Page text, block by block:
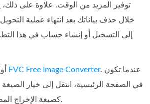
توفير المزيد من الوقت. علاوة على
خلال حذف بياناتك بعد انتهاء عملية
إلى التسجيل أو إنشاء حساب في هذا
FVC Free Image Converter. عندما تكون
في الصفحة الرئيسية، انتقل إلى خيار
كصيغة الإخراج المطلوبة.